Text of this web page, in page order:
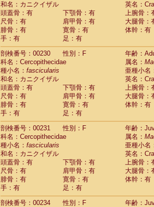
和名：カニクイザル
英名：
頭蓋骨：有
下顎骨：有
上腕骨：
尺骨：有
肩甲骨：有
大腿骨：
腓骨：有
寛骨：有
体幹：有
手：有
足：有
剖検番号：00230
性別：F
年齢：
科名：Cercopithecidae
属名：
種小名： fascicularis
亜種小名
和名：カニクイザル
英名：
頭蓋骨：有
下顎骨：有
上腕骨：
尺骨：有
肩甲骨：有
大腿骨：
腓骨：有
寛骨：有
体幹：有
手：有
足：有
剖検番号：00231
性別：F
年齢：
科名：Cercopithecidae
属名：
種小名： fascicularis
亜種小名
和名：カニクイザル
英名：
頭蓋骨：有
下顎骨：有
上腕骨：
尺骨：有
肩甲骨：有
大腿骨：
腓骨：有
寛骨：有
体幹：有
手：有
足：有
剖検番号：00234
性別：F
年齢：